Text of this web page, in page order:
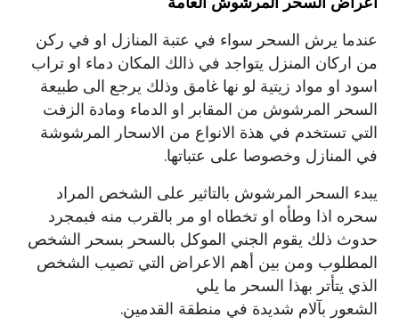
عندما يرش السحر سواء في عتبة المنازل او في ركن
من اركان المنزل يتواجد في ذالك المكان دماء او تراب
اسود او مواد زيتية لو نها غامق وذلك يرجع الى طبيعة
السحر المرشوش من المقابر او الدماء ومادة الزفت
التي تستخدم في هذة الانواع من الاسحار المرشوشة
في المنازل وخصوصا على عتباتها.
يبدء السحر المرشوش بالتاثير علی الشخص المراد
سحره اذا وطأه او تخطاه او مر بالقرب منه فبمجرد
حدوث ذلك يقوم الجني الموكل بالسحر بسحر الشخص
المطلوب ومن بين أهم الاعراض التي تصيب الشخص
الذي يتأتر بهذا السحر ما يلي
الشعور بآلام شديدة في منطقة القدمين.